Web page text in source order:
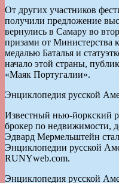
От других участников
получили предложение
вернулись в Самару во
призами от Министерства
медалью Баталья и
начало этой страны,
«Маяк Португалии».
Энциклопедия русской
Известный нью-йоркский
брокер по недвижимости,
Эдвард Мермельштейн
Энциклопедии русской
RUNYweb.com.
Энциклопедия русской